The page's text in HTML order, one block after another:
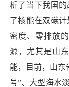
析了当下我国
了核能在双碳
密度、零排放
源，尤其是山
能，目前，山东
号”、大型海水